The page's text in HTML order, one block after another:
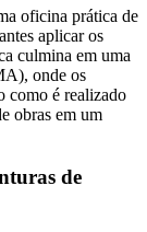
oficina prática de
aplicar os
culmina em uma
onde os
como é realizado
obras em um
de